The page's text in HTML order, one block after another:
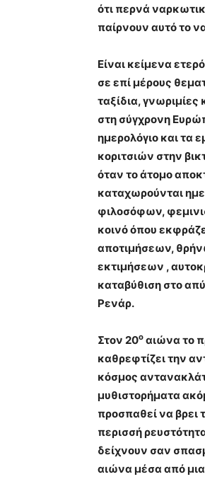
ότι περνά
παίρνουν αυτό το
Είναι κείμενα
σε επί μέρους
ταξίδια, γνωριμίες
στη σύγχρονη
ημερολόγιο και τα
κοριτσιών στην
όταν το άτομο
καταχωρούνται
φιλοσόφων,
κοινό όπου
αποτιμήσεων,
εκτιμήσεων ,
καταβύθιση στο
Ρενάρ.
Στον 20ο αιώνα το
καθρεφτίζει την
κόσμος
μυθιστορήματα
προσπαθεί να βρει
περισσή
δείχνουν σαν
αιώνα μέσα από